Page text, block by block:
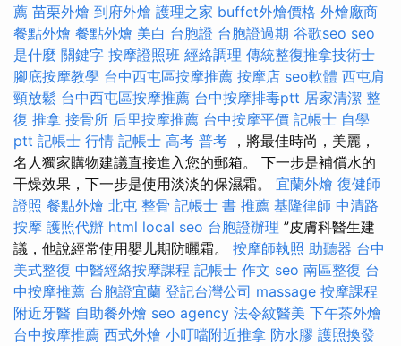
薦 苗栗外燴 到府外燴 護理之家 buffet外燴價格 外燴廠商
餐點外燴 餐點外燴 美白 台胞證 台胞證過期 谷歌seo seo
是什麼 關鍵字 按摩證照班 經絡調理 傳統整復推拿技術士
腳底按摩教學 台中西屯區按摩推薦 按摩店 seo軟體 西屯肩
頸放鬆 台中西屯區按摩推薦 台中按摩排毒ptt 居家清潔 整
復 推拿 接骨所 后里按摩推薦 台中按摩平價 記帳士 自學
ptt 記帳士 行情 記帳士 高考 普考 ，將最佳時尚，美麗，
名人獨家購物建議直接進入您的郵箱。 下一步是補償水的
干燥效果，下一步是使用淡淡的保濕霜。 宜蘭外燴 復健師
證照 餐點外燴 北屯 整骨 記帳士 書 推薦 基隆律師 中清路
按摩 護照代辦 html local seo 台胞證辦理 ”皮膚科醫生建
議，他說經常使用嬰儿期防曬霜。 按摩師執照 助聽器 台中
美式整復 中醫經絡按摩課程 記帳士 作文 seo 南區整復 台
中按摩推薦 台胞證宜蘭 登記台灣公司 massage 按摩課程
附近牙醫 自助餐外燴 seo agency 法令紋醫美 下午茶外燴
台中按摩推薦 西式外燴 小叮噹附近推拿 防水膠 護照換發